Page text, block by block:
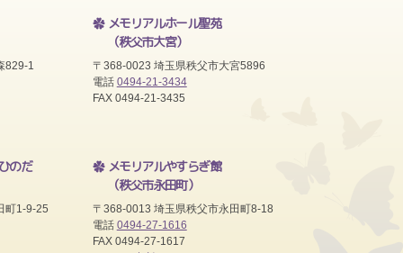
829-1
メモリアルホール聖苑
（秩父市大宮）
〒368-0023 埼玉県秩父市大宮5896
電話 0494-21-3434
FAX 0494-21-3435
のだ
町1-9-25
メモリアルやすらぎ館
（秩父市永田町）
〒368-0013 埼玉県秩父市永田町8-18
電話 0494-27-1616
FAX 0494-27-1617